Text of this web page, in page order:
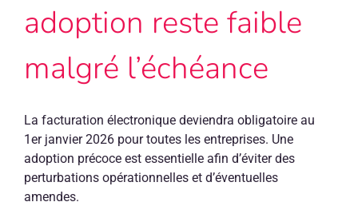
adoption reste faible
malgré l’échéance
La facturation électronique deviendra obligatoire au
1er janvier 2026 pour toutes les entreprises. Une
adoption précoce est essentielle afin d’éviter des
perturbations opérationnelles et d’éventuelles
amendes.